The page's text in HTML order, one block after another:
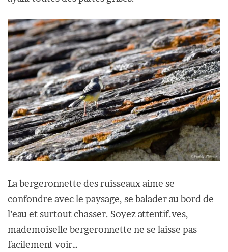
La bergeronnette des ruisseaux aime se
confondre avec le paysage, se balader au bord de
l’eau et surtout chasser. Soyez attentif.ves,
mademoiselle bergeronnette ne se laisse pas
facilement voir…